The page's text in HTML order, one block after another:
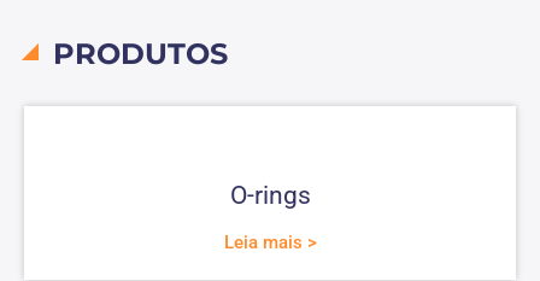
PRODUTOS
O-rings
Leia mais >